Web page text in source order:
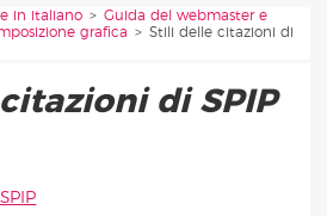
in italiano
Guida del webmaster e
grafica
Stili delle citazioni di
di SPIP